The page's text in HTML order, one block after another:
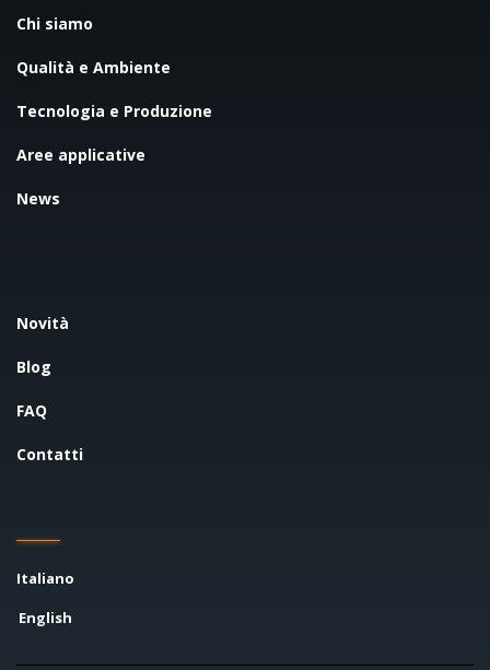
Chi siamo
Qualità e Ambiente
Tecnologia e Produzione
Aree applicative
News
Novità
Blog
FAQ
Contatti
Italiano
English